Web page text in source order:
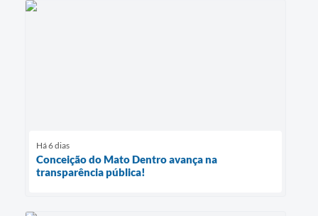
Há 6 dias
Conceição do Mato Dentro avança na
transparência pública!